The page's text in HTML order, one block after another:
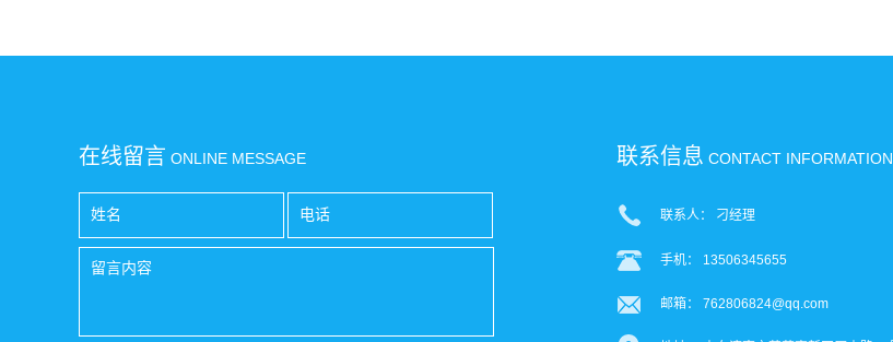
在线留言 ONLINE MESSAGE 联系信息 CONTACT INFORMATION
联系人： 刁经理
手机： 13506345655
邮箱： 762806824@qq.com